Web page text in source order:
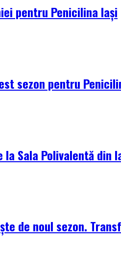
pentru Penicilina Iași
sezon pentru
Sala Polivalentă din
de noul sezon.